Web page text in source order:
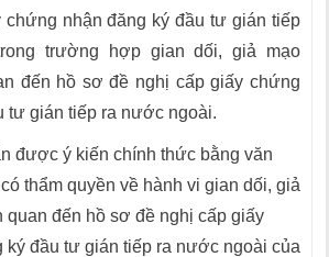
chứng nhận đăng ký đầu tư gián tiếp
trường hợp gian dối, giả mạo
đến hồ sơ đề nghị cấp giấy chứng
tư gián tiếp ra nước ngoài.
được ý kiến chính thức bằng văn
thẩm quyền về hành vi gian dối, giả
quan đến hồ sơ đề nghị cấp giấy
ký đầu tư gián tiếp ra nước ngoài của